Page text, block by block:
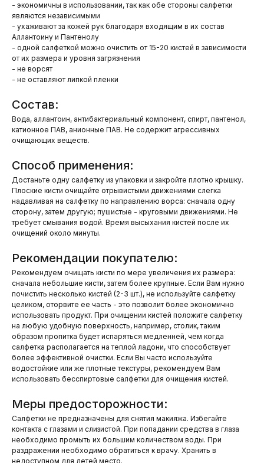
- экономичны в использовании, так как обе стороны салфетки
являются независимыми
- ухаживают за кожей рук благодаря входящим в их состав
Аллантоину и Пантенолу
- одной салфеткой можно очистить от 15-20 кистей в зависимости
от их размера и уровня загрязнения
- не ворсят
- не оставляют липкой пленки
Состав:
Вода, аллантоин, антибактериальный компонент, спирт, пантенол,
катионное ПАВ, анионные ПАВ. Не содержит агрессивных
очищающих веществ.
Способ применения:
Достаньте одну салфетку из упаковки и закройте плотно крышку.
Плоские кисти очищайте отрывистыми движениями слегка
надавливая на салфетку по направлению ворса: сначала одну
сторону, затем другую; пушистые - круговыми движениями. Не
требует смывания водой. Время высыхания кистей после их
очищений около минуты.
Рекомендации покупателю:
Рекомендуем очищать кисти по мере увеличения их размера:
сначала небольшие кисти, затем более крупные. Если Вам нужно
почистить несколько кистей (2-3 шт.), не используйте салфетку
целиком, оторвите ее часть - это позволит более экономично
использовать продукт. При очищении кистей положите салфетку
на любую удобную поверхность, например, столик, таким
образом пропитка будет испаряться медленней, чем когда
салфетка располагается на теплой ладони, что способствует
более эффективной очистки. Если Вы часто используйте
водостойкие или же плотные текстуры, рекомендуем Вам
использовать бесспиртовые салфетки для очищения кистей.
Меры предосторожности:
Салфетки не предназначены для снятия макияжа. Избегайте
контакта с глазами и слизистой. При попадании средства в глаза
необходимо промыть их большим количеством воды. При
раздражении необходимо обратиться к врачу. Хранить в
недоступном для детей место.